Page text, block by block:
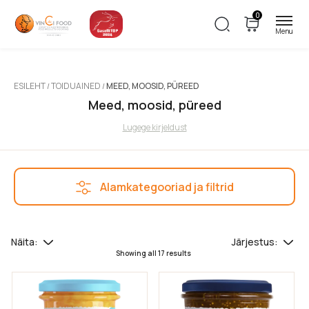
0
ESILEHT/TOIDUAINED /MEED, MOOSID, PÜREED
Meed, moosid, püreed
Lugege kirjeldust
Alamkategooriad ja filtrid
Filtrid
Toiduained
Küpsised, maiustused, krõpsud
Meed, moosid, püreed
Püreed
Marmelaadid
Showing all 17 results
Näita: Järjestus: